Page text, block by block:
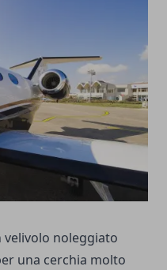
velivolo noleggiato
una cerchia molto